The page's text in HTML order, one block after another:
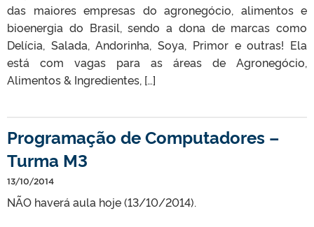
das maiores empresas do agronegócio, alimentos e
bioenergia do Brasil, sendo a dona de marcas como
Delícia, Salada, Andorinha, Soya, Primor e outras! Ela
está com vagas para as áreas de Agronegócio,
Alimentos & Ingredientes, […]
Programação de Computadores –
Turma M3
13/10/2014
NÃO haverá aula hoje (13/10/2014).